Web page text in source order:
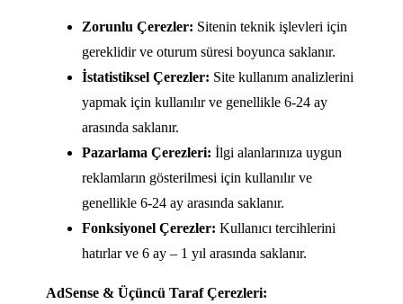
Zorunlu Çerezler: Sitenin teknik işlevleri için
gereklidir ve oturum süresi boyunca saklanır.
İstatistiksel Çerezler: Site kullanım analizlerini
yapmak için kullanılır ve genellikle 6-24 ay
arasında saklanır.
Pazarlama Çerezleri: İlgi alanlarınıza uygun
reklamların gösterilmesi için kullanılır ve
genellikle 6-24 ay arasında saklanır.
Fonksiyonel Çerezler: Kullanıcı tercihlerini
hatırlar ve 6 ay – 1 yıl arasında saklanır.
AdSense & Üçüncü Taraf Çerezleri: